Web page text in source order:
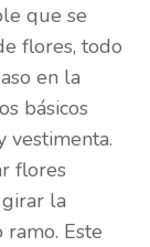
que se
flores, todo
en la
básicos
vestimenta.
flores
la
ramo. Este